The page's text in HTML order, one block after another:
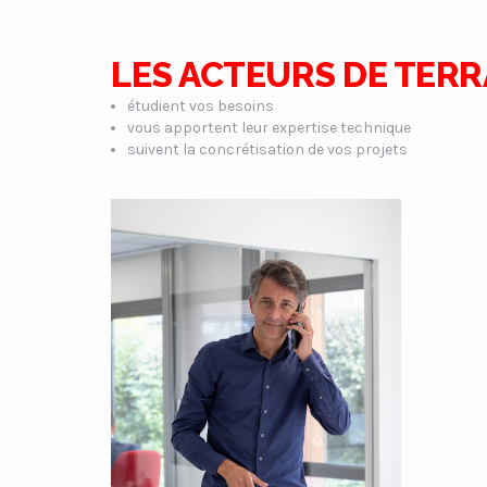
LES ACTEURS DE
étudient vos besoins
vous apportent leur expertise technique
suivent la concrétisation de vos projets